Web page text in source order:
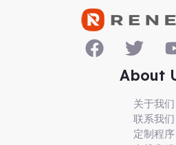
About
关于我们
联系我们
定制程序